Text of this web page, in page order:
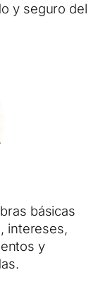
y seguro del
básicas
intereses,
y